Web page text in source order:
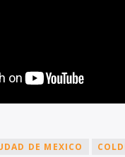
DE MEXICO